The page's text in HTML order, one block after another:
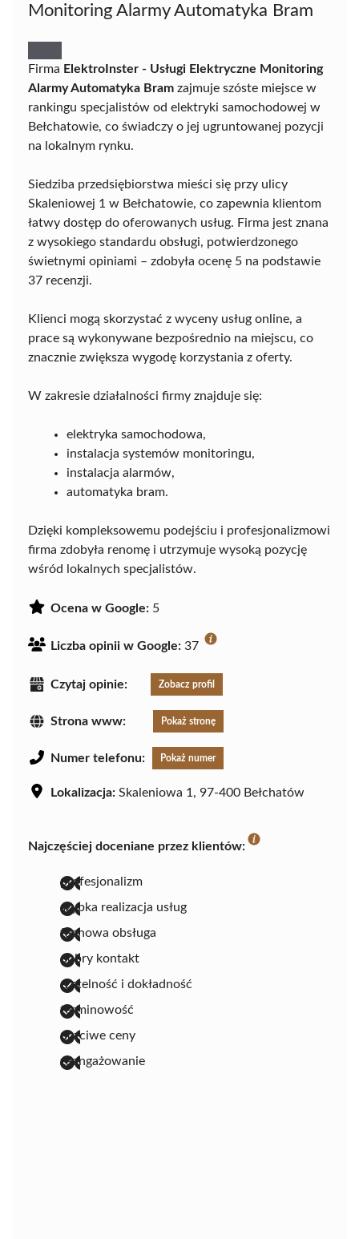
Monitoring Alarmy Automatyka Bram
Firma ElektroInster - Usługi Elektryczne Monitoring
Alarmy Automatyka Bram zajmuje szóste miejsce w
rankingu specjalistów od elektryki samochodowej w
Bełchatowie, co świadczy o jej ugruntowanej pozycji
na lokalnym rynku.
Siedziba przedsiębiorstwa mieści się przy ulicy
Skaleniowej 1 w Bełchatowie, co zapewnia klientom
łatwy dostęp do oferowanych usług. Firma jest znana
z wysokiego standardu obsługi, potwierdzonego
świetnymi opiniami – zdobyła ocenę 5 na podstawie
37 recenzji.
Klienci mogą skorzystać z wyceny usług online, a
prace są wykonywane bezpośrednio na miejscu, co
znacznie zwiększa wygodę korzystania z oferty.
W zakresie działalności firmy znajduje się:
elektryka samochodowa,
instalacja systemów monitoringu,
instalacja alarmów,
automatyka bram.
Dzięki kompleksowemu podejściu i profesjonalizmowi
firma zdobyła renomę i utrzymuje wysoką pozycję
wśród lokalnych specjalistów.
Ocena w Google: 5
Liczba opinii w Google: 37
Czytaj opinie: Zobacz profil
Strona www: Pokaż stronę
Numer telefonu: Pokaż numer
Lokalizacja: Skaleniowa 1, 97-400 Bełchatów
Najczęściej doceniane przez klientów:
profesjonalizm
szybka realizacja usług
fachowa obsługa
dobry kontakt
rzetelność i dokładność
terminowość
uczciwe ceny
zaangażowanie